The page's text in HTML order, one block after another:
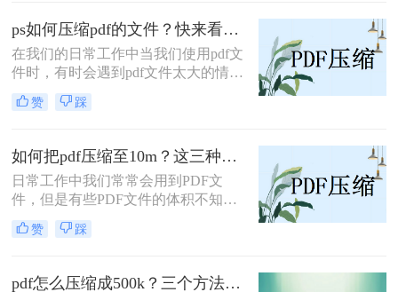
法，帮助您将PDF文件压缩至小于
2M，让您的文件轻松搞定。
ps如何压缩pdf的文件？快来看看这篇文章！
在我们的日常工作中当我们使用pdf文
件时，有时会遇到pdf文件太大的情
况，不仅传输速度慢，而且存储空间
也很大，因此无法上传，面对这样的
决，事实上我们可以通过压缩PDF文
件体积轻松解决问题，那么ps如何压
缩pdf的文件呢?今天小编将教大家PS
压缩pdf文件的方法，操作还是非常简
单的，大家来看看吧。
赞 踩
如何把pdf压缩至10m？这三种方法值得一试！
日常工作中我们常常会用到PDF文
件，但是有些PDF文件的体积不知不
觉膨胀得很大，不仅传输、分享速度
很慢，在有些平台甚至超过了大小限
文件并不难，今天小编就给你分享3
赞 踩
pdf怎么压缩成500k？三个方法教你压缩文件！